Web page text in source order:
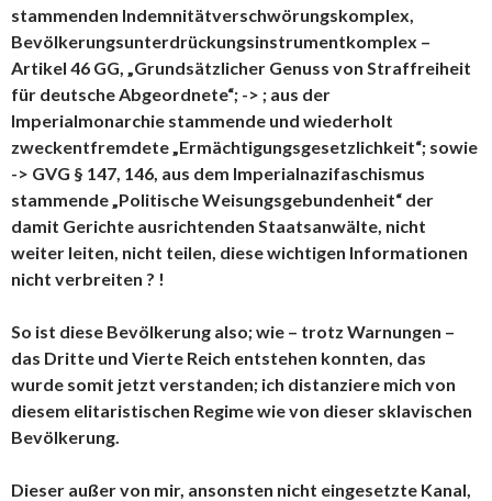
stammenden Indemnitätverschwörungskomplex,
Bevölkerungsunterdrückungsinstrumentkomplex –
Artikel 46 GG, „Grundsätzlicher Genuss von Straffreiheit
für deutsche Abgeordnete“; -> ; aus der
Imperialmonarchie stammende und wiederholt
zweckentfremdete „Ermächtigungsgesetzlichkeit“; sowie
-> GVG § 147, 146, aus dem Imperialnazifaschismus
stammende „Politische Weisungsgebundenheit“ der
damit Gerichte ausrichtenden Staatsanwälte, nicht
weiter leiten, nicht teilen, diese wichtigen Informationen
nicht verbreiten ? !
So ist diese Bevölkerung also; wie – trotz Warnungen –
das Dritte und Vierte Reich entstehen konnten, das
wurde somit jetzt verstanden; ich distanziere mich von
diesem elitaristischen Regime wie von dieser sklavischen
Bevölkerung.
Dieser außer von mir, ansonsten nicht eingesetzte Kanal,